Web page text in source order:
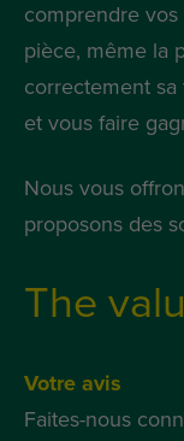
comprendre
pièce, même la
correctement
et vous faire
Nous vous
proposons des
The
Votre avis
Faites-nous